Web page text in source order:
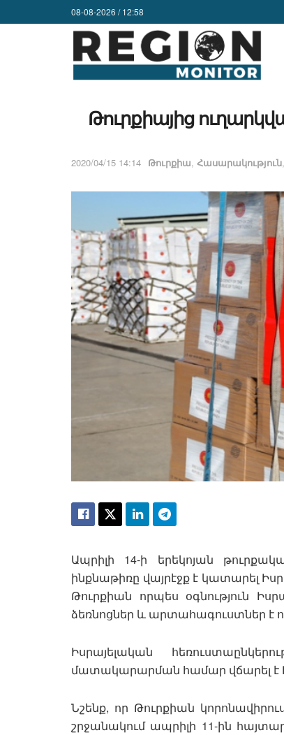
08-08-2026 / 12:58
Թուրքիայից
2020/04/15 14:14 Թուրքիա, Հասարակություն,
Ապրիլի 14-ի երեկոյան
ինքնաթիռը վայրէջք է կատարել
Թուրքիան որպես օգնություն
ձեռնոցներ և արտահագուստներ է
Իսրայելական
մատակարարման համար վճարել է
Նշենք, որ Թուրքիան
շրջանակում ապրիլի 11-ին